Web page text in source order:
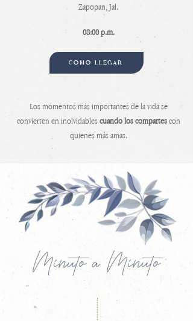
Zapopan, Jal.
08:00 p.m.
CÓMO LLEGAR
Los momentos más importantes de la vida se
convierten en inolvidablescuando los compartescon
quienes más amas.
Minuto a Minuto